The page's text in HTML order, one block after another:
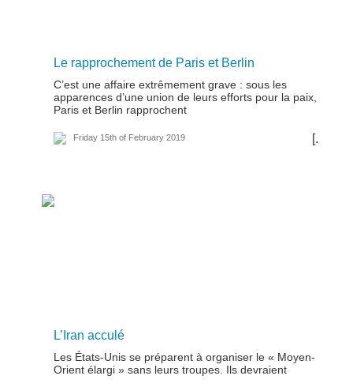
Le rapprochement de Paris et Berlin
C’est une affaire extrêmement grave : sous les
apparences d’une union de leurs efforts pour la paix,
Paris et Berlin rapprochent
Friday 15th of February 2019 [...]
L’Iran acculé
Les États-Unis se préparent à organiser le « Moyen-
Orient élargi » sans leurs troupes. Ils devraient